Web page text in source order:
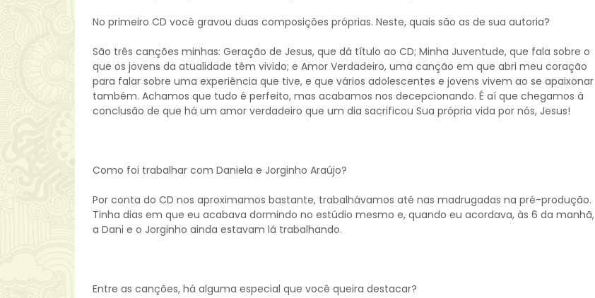
No primeiro CD você gravou duas composições próprias. Neste, quais são as de sua autoria?
São três canções minhas: Geração de Jesus, que dá título ao CD; Minha Juventude, que fala sobre o
que os jovens da atualidade têm vivido; e Amor Verdadeiro, uma canção em que abri meu coração
para falar sobre uma experiência que tive, e que vários adolescentes e jovens vivem ao se apaixonar
também. Achamos que tudo é perfeito, mas acabamos nos decepcionando. É aí que chegamos à
conclusão de que há um amor verdadeiro que um dia sacrificou Sua própria vida por nós, Jesus!
Como foi trabalhar com Daniela e Jorginho Araújo?
Por conta do CD nos aproximamos bastante, trabalhávamos até nas madrugadas na pré-produção.
Tinha dias em que eu acabava dormindo no estúdio mesmo e, quando eu acordava, às 6 da manhã,
a Dani e o Jorginho ainda estavam lá trabalhando.
Entre as canções, há alguma especial que você queira destacar?